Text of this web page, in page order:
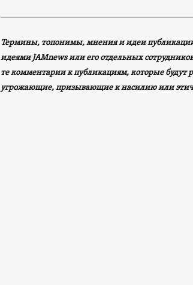
Термины, топонимы, мнения и идеи
идеями JAMnews или его отдельных
те комментарии к публикациям, которые будут
угрожающие, призывающие к насилию или